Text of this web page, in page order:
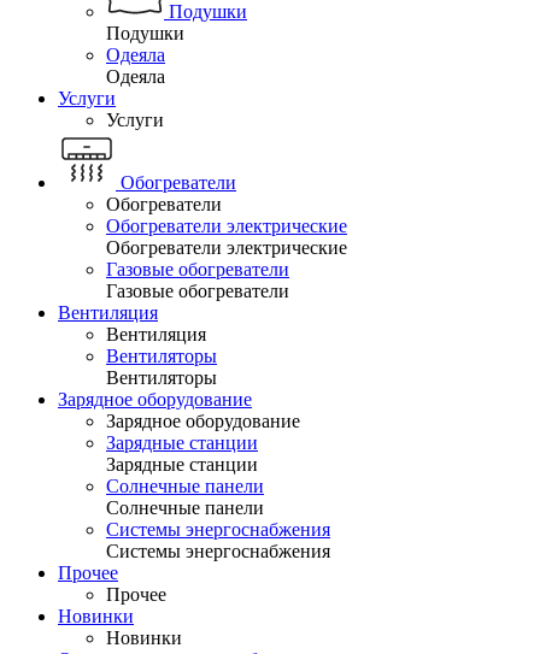
Подушки
Подушки
Одеяла
Одеяла
Услуги
Услуги
Обогреватели
Обогреватели
Обогреватели электрические
Обогреватели электрические
Газовые обогреватели
Газовые обогреватели
Вентиляция
Вентиляция
Вентиляторы
Вентиляторы
Зарядное оборудование
Зарядное оборудование
Зарядные станции
Зарядные станции
Солнечные панели
Солнечные панели
Системы энергоснабжения
Системы энергоснабжения
Прочее
Прочее
Новинки
Новинки